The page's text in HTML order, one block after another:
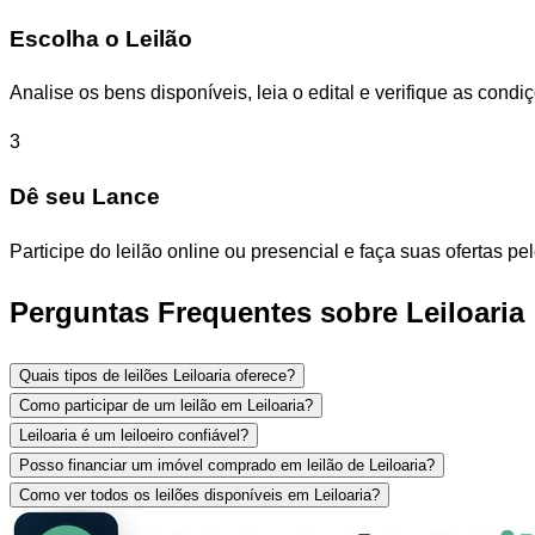
Escolha o Leilão
Analise os bens disponíveis, leia o edital e verifique as
3
Dê seu Lance
Participe do leilão online ou presencial e faça suas ofertas
Perguntas Frequentes sobre Leiloaria
Quais tipos de leilões Leiloaria oferece?
Como participar de um leilão em Leiloaria?
Leiloaria é um leiloeiro confiável?
Posso financiar um imóvel comprado em leilão de Leiloaria?
Como ver todos os leilões disponíveis em Leiloaria?